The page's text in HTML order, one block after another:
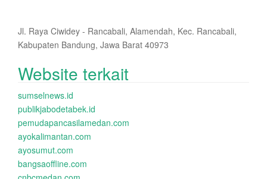
Jl. Raya Ciwidey - Rancabali, Alamendah, Kec. Rancabali,
Kabupaten Bandung, Jawa Barat 40973
Website terkait
sumselnews.id
publikjabodetabek.id
pemudapancasilamedan.com
ayokalimantan.com
ayosumut.com
bangsaoffline.com